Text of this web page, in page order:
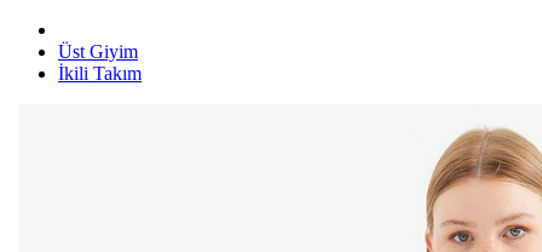
Üst Giyim
İkili Takım